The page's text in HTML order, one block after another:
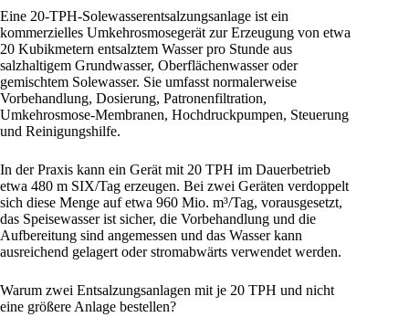
Eine 20-TPH-Solewasserentsalzungsanlage ist ein
kommerzielles Umkehrosmosegerät zur Erzeugung von etwa
20 Kubikmetern entsalztem Wasser pro Stunde aus
salzhaltigem Grundwasser, Oberflächenwasser oder
gemischtem Solewasser. Sie umfasst normalerweise
Vorbehandlung, Dosierung, Patronenfiltration,
Umkehrosmose-Membranen, Hochdruckpumpen, Steuerung
und Reinigungshilfe.
In der Praxis kann ein Gerät mit 20 TPH im Dauerbetrieb
etwa 480 m SIX/Tag erzeugen. Bei zwei Geräten verdoppelt
sich diese Menge auf etwa 960 Mio. m³/Tag, vorausgesetzt,
das Speisewasser ist sicher, die Vorbehandlung und die
Aufbereitung sind angemessen und das Wasser kann
ausreichend gelagert oder stromabwärts verwendet werden.
Warum zwei Entsalzungsanlagen mit je 20 TPH und nicht
eine größere Anlage bestellen?